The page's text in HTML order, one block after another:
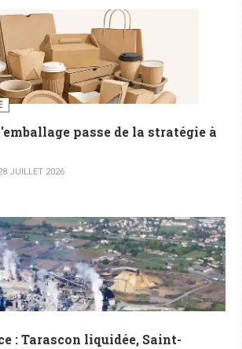
passe de la stratégie à
JUILLET 2026
: Tarascon liquidée, Saint-